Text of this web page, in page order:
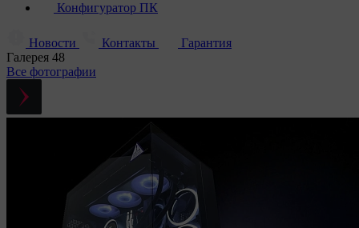
Конфигуратор ПК
Новости Контакты
Гарантия
Галерея 48
Все фотографии